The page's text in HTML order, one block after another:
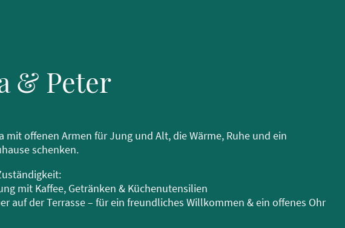
& Peter
mit offenen Armen für Jung und Alt, die Wärme, Ruhe und ein
schenken.
mit Kaffee, Getränken & Küchenutensilien
auf der Terrasse – für ein freundliches Willkommen & ein offenes Ohr